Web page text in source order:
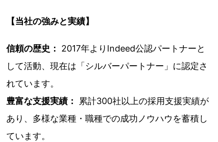
【当社の強みと実績】
信頼の歴史：
2017年よりIndeed公認パートナーと
して活動、現在は「シルバーパートナー」に認定さ
れています。
豊富な支援実績：
累計300社以上の採用支援実績が
あり、多様な業種・職種での成功ノウハウを蓄積し
ています。